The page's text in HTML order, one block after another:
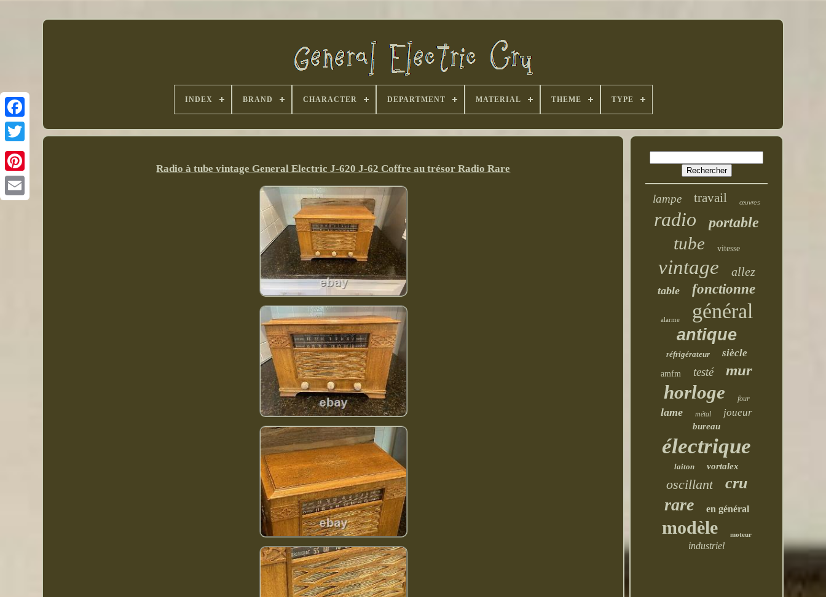
INDEX BRAND CHARACTER DEPARTMENT MATERIAL THEME TYPE
Radio à tube vintage General Electric J-620 J-62 Coffre au trésor Radio Rare
lampe travail œuvres
radio portable
tube vitesse
vintage allez
table fonctionne
alarme général
antique
réfrigérateur siècle
amfm testé mur
horloge four
lame métal joueur
bureau
électrique
laiton vortalex
oscillant cru
rare en général
modèle moteur
industriel